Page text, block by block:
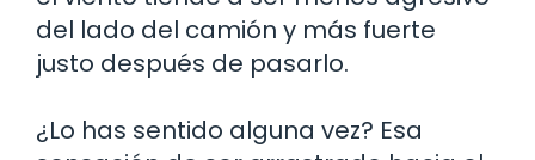
del lado del camión y más fuerte
justo después de pasarlo.
¿Lo has sentido alguna vez? Esa